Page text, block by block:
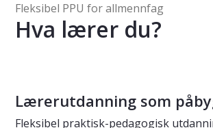
Fleksibel PPU for allmennfag
Hva lærer du?
Lærerutdanning som
Fleksibel praktisk-pedagogisk